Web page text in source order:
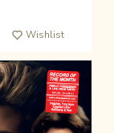
Wishlist